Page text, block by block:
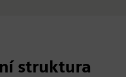
struktura